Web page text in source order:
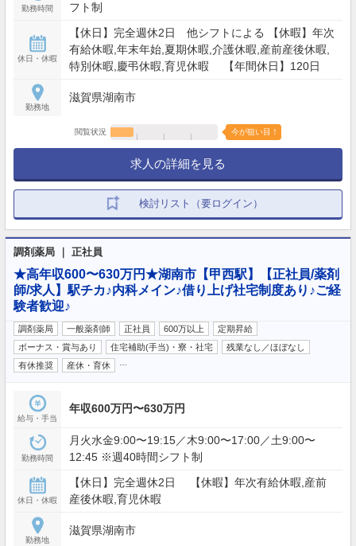
勤務時間
フト制
休日・休暇
【休日】完全週休2日 他シフトによる 【休暇】年次
有給休暇,年末年始,夏期休暇,介護休暇,産前産後休暇,
特別休暇,慶弔休暇,育児休暇 【年間休日】120日
勤務地
滋賀県湖南市
閲覧状況 今が狙い目！
求人の詳細を見る
検討リスト（要ログイン）
調剤薬局 ｜ 正社員
★高年収600〜630万円★湖南市【甲西駅】【正社員/薬剤
師/求人】駅チカ♪内科メイン♪借り上げ社宅制度あり♪ご経
験者歓迎♪
調剤薬局 一般薬剤師 正社員 600万以上
定期昇給
ボーナス・賞与あり
住宅補助(手当)・寮・社宅
残業なし／ほぼなし
有休推奨
産休・育休
給与・手当
年収600万円〜630万円
勤務時間
月火水金9:00〜19:15／木9:00〜17:00／土9:00〜
12:45 ※週40時間シフト制
休日・休暇
【休日】完全週休2日 【休暇】年次有給休暇,産前
産後休暇,育児休暇
勤務地
滋賀県湖南市